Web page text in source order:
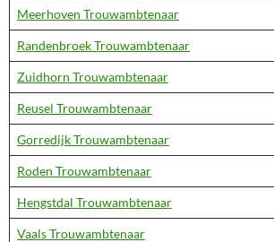
Meerhoven Trouwambtenaar
Randenbroek Trouwambtenaar
Zuidhorn Trouwambtenaar
Reusel Trouwambtenaar
Gorredijk Trouwambtenaar
Roden Trouwambtenaar
Hengstdal Trouwambtenaar
Vaals Trouwambtenaar